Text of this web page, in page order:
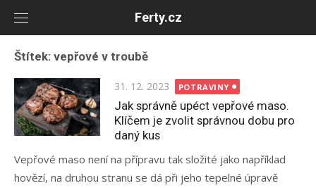
Ferty.cz
Štítek: vepřové v troubě
Posted
on
31. 12. 2023 POTRAVINY
Jak správně upéct vepřové maso.
Klíčem je zvolit správnou dobu pro
daný kus
Vepřové maso není na přípravu tak složité jako například
hovězí, na druhou stranu se dá při jeho tepelné úpravě